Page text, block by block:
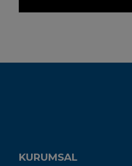
KURUMSAL